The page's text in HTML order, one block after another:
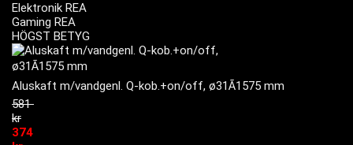
Elektronik REA
Gaming REA
HÖGST BETYG
Aluskaft m/vandgenl. Q-kob.+on/off, ø31Ã1575 mm
581
kr
374